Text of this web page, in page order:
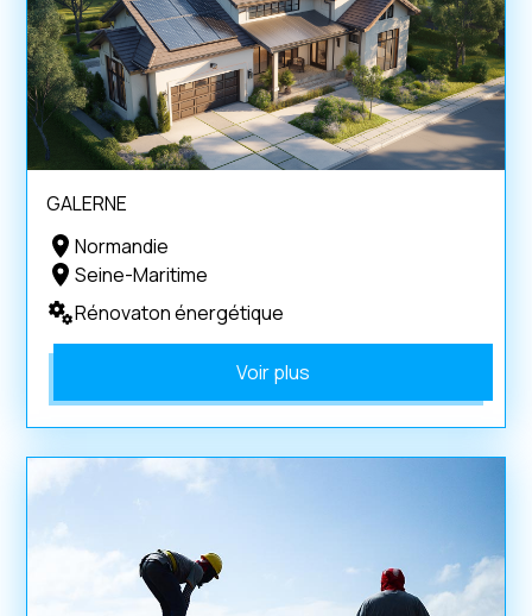
GALERNE
Normandie
Seine-Maritime
Rénovaton énergétique
Voir plus